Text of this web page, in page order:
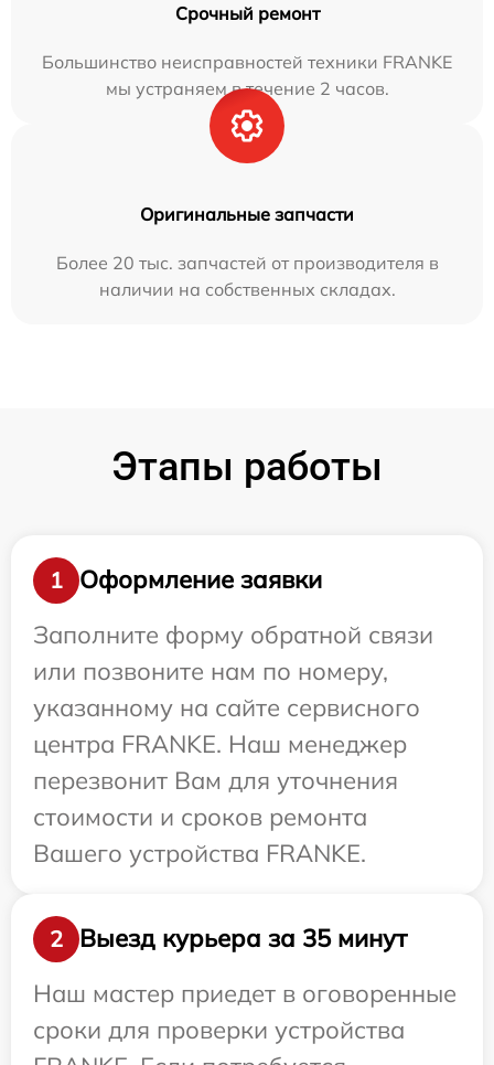
Срочный ремонт
Большинство неисправностей техники FRANKE
мы устраняем в течение 2 часов.
Оригинальные запчасти
Более 20 тыс. запчастей от производителя в
наличии на собственных складах.
Этапы работы
1
Оформление заявки
Заполните форму обратной связи
или позвоните нам по номеру,
указанному на сайте сервисного
центра FRANKE. Наш менеджер
перезвонит Вам для уточнения
стоимости и сроков ремонта
Вашего устройства FRANKE.
2
Выезд курьера за 35 минут
Наш мастер приедет в оговоренные
сроки для проверки устройства